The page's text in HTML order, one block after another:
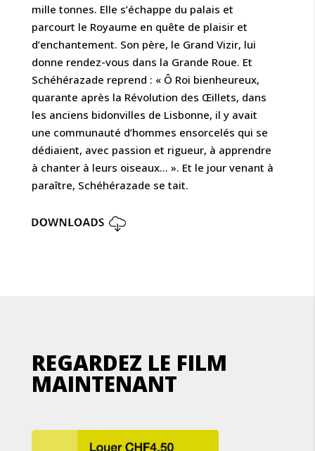
mille tonnes. Elle s’échappe du palais et
parcourt le Royaume en quête de plaisir et
d’enchantement. Son père, le Grand Vizir, lui
donne rendez-vous dans la Grande Roue. Et
Schéhérazade reprend : « Ô Roi bienheureux,
quarante après la Révolution des Œillets, dans
les anciens bidonvilles de Lisbonne, il y avait
une communauté d’hommes ensorcelés qui se
dédiaient, avec passion et rigueur, à apprendre
à chanter à leurs oiseaux… ». Et le jour venant à
paraître, Schéhérazade se tait.
REGARDEZ LE FILM
MAINTENANT